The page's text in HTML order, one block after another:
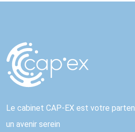
Le cabinet CAP-EX est votre
un avenir serein